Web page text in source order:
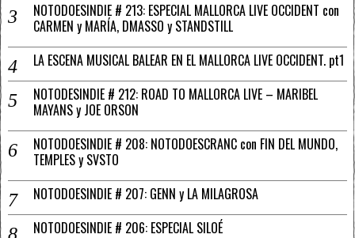
NOTODOESINDIE # 213: ESPECIAL MALLORCA LIVE OCCIDENT con
CARMEN y MARÍA, DMASSO y STANDSTILL
LA ESCENA MUSICAL BALEAR EN EL MALLORCA LIVE OCCIDENT. pt1
NOTODESINDIE # 212: ROAD TO MALLORCA LIVE – MARIBEL
MAYANS y JOE ORSON
NOTODOESINDIE # 208: NOTODOESCRANC con FIN DEL MUNDO,
TEMPLES y SVSTO
NOTODOESINDIE # 207: GENN y LA MILAGROSA
NOTODOESINDIE # 206: ESPECIAL SILOÉ